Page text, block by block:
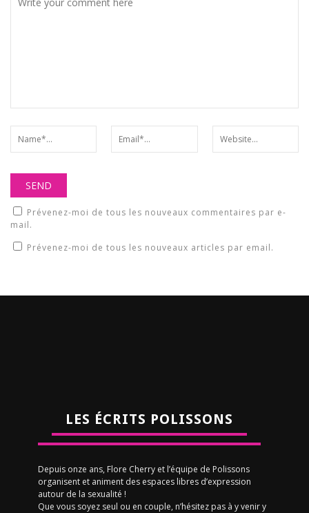
Prévenez-moi de tous les nouveaux commentaires par e-
mail.
Prévenez-moi de tous les nouveaux articles par email.
LES ÉCRITS POLISSONS
Depuis onze ans, Flore Cherry et l’équipe de Polissons
organisent et animent des espaces libres d’expression
autour de la sexualité !
Que vous soyez seul ou en couple, n’hésitez pas à y venir y